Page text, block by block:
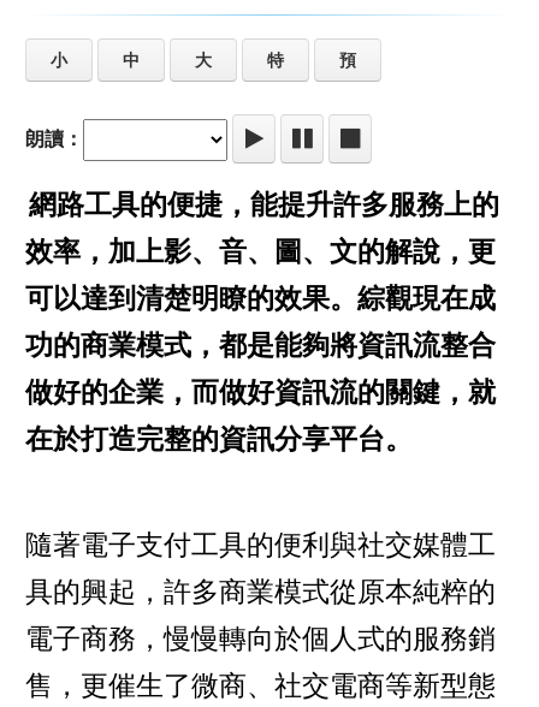
小 中 大 特 預
朗讀：
網路工具的便捷，能提升許多服務上的
效率，加上影、音、圖、文的解說，更
可以達到清楚明瞭的效果。綜觀現在成
功的商業模式，都是能夠將資訊流整合
做好的企業，而做好資訊流的關鍵，就
在於打造完整的資訊分享平台。
隨著電子支付工具的便利與社交媒體工
具的興起，許多商業模式從原本純粹的
電子商務，慢慢轉向於個人式的服務銷
售，更催生了微商、社交電商等新型態